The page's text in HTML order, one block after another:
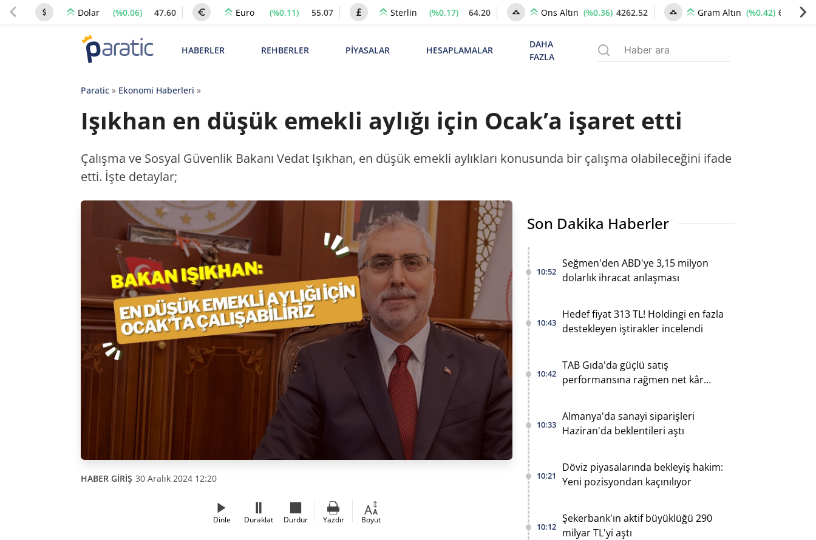
Dolar (%0.06) 47.60 Euro (%0.11) 55.07 Sterlin (%0.17) 64.20 Ons Altın (%0.36) 4262.52 Gram Altın (%0.42) 6523.05
HABERLER REHBERLER PİYASALAR HESAPLAMALAR
DAHA
FAZLA
Paratic» Ekonomi Haberleri »
Işıkhan en düşük emekli aylığı için Ocak’a işaret etti
Çalışma ve Sosyal Güvenlik Bakanı Vedat Işıkhan, en düşük emekli aylıkları konusunda bir çalışma olabileceğini ifade
etti. İşte detaylar;
HABER GİRİŞ 30 Aralık 2024 12:20
Dinle Duraklat Durdur Yazdır Boyut
Son Dakika Haberler
10:52
Seğmen'den ABD'ye 3,15 milyon
dolarlık ihracat anlaşması
10:43
Hedef fiyat 313 TL! Holdingi en fazla
destekleyen iştirakler incelendi
10:42
TAB Gıda'da güçlü satış
performansına rağmen net kâr
10:33
Almanya'da sanayi siparişleri
Haziran'da beklentileri aştı
10:21
Döviz piyasalarında bekleyiş hakim:
Yeni pozisyondan kaçınılıyor
10:12
Şekerbank'ın aktif büyüklüğü 290
milyar TL'yi aştı